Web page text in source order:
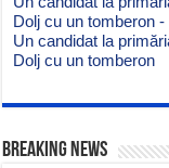
Dolj cu un tomberon
Un candidat la
Dolj cu un tomberon
BREAKING NEWS